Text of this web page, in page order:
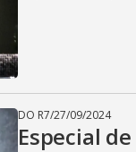
DO R7/27/09/2024
Especial